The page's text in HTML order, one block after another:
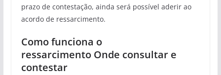
prazo de contestação, ainda será possível aderir ao
acordo de ressarcimento.
Como funciona o
ressarcimento Onde consultar e
contestar